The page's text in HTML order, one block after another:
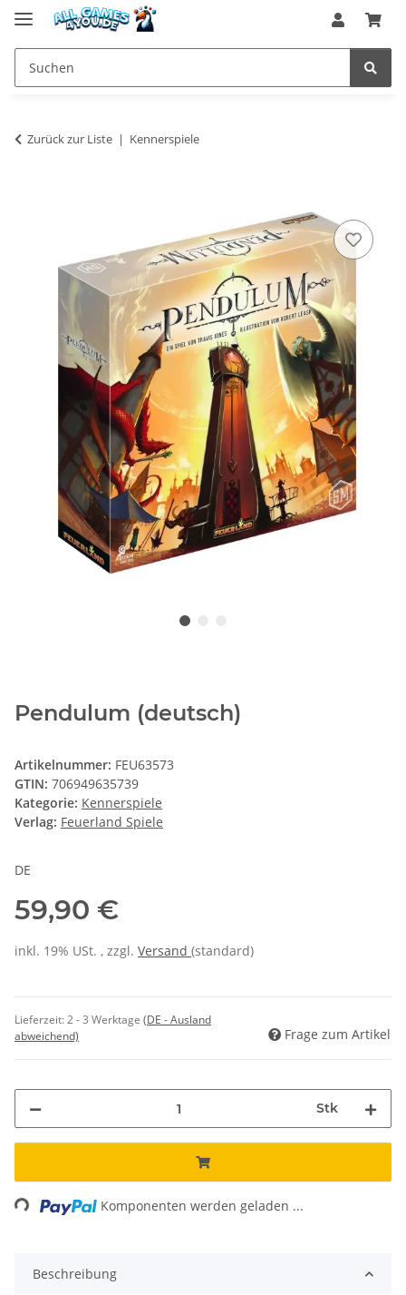
Zurück zur Liste Kennerspiele
Pendulum (deutsch)
Artikelnummer: FEU63573
GTIN: 706949635739
Kategorie: Kennerspiele
Verlag: Feuerland Spiele
DE
59,90 €
inkl. 19% USt. , zzgl. Versand (standard)
Lieferzeit:2 - 3 Werktage (DE - Ausland
abweichend)
Frage zum Artikel
Stk
Komponenten werden geladen ...
Beschreibung